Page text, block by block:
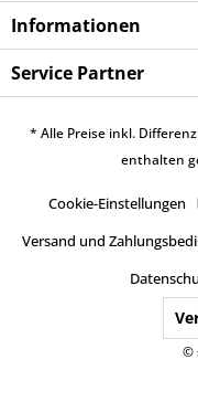
Informationen
Service Partner
* Alle Preise inkl.
enthalten
Cookie-Einstellungen
Versand und
©